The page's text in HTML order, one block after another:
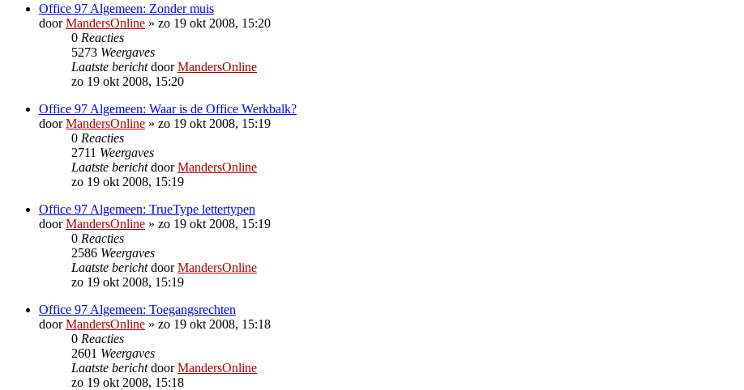
Office 97 Algemeen: Zonder muis
doorMandersOnline » zo 19 okt 2008, 15:20
0 Reacties
5273 Weergaves
Laatste berichtdoorMandersOnline
zo 19 okt 2008, 15:20
Office 97 Algemeen: Waar is de Office Werkbalk?
doorMandersOnline » zo 19 okt 2008, 15:19
0 Reacties
2711 Weergaves
Laatste berichtdoorMandersOnline
zo 19 okt 2008, 15:19
Office 97 Algemeen: TrueType lettertypen
doorMandersOnline » zo 19 okt 2008, 15:19
0 Reacties
2586 Weergaves
Laatste berichtdoorMandersOnline
zo 19 okt 2008, 15:19
Office 97 Algemeen: Toegangsrechten
doorMandersOnline » zo 19 okt 2008, 15:18
0 Reacties
2601 Weergaves
Laatste berichtdoorMandersOnline
zo 19 okt 2008, 15:18